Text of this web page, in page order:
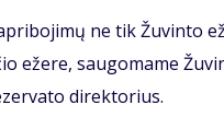
ne tik Žu­vin­to
eže­re, sau­go­ma­me
di­rek­to­rius.